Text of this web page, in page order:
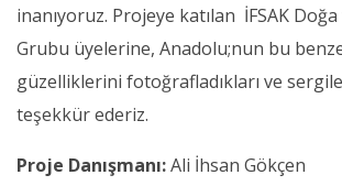
inanıyoruz. Projeye katılan İFSAK
Grubu üyelerine, Anadolu;nun bu
güzelliklerini fotoğrafladıkları ve
teşekkür ederiz.
Proje Danışmanı:Ali İhsan Gökçen